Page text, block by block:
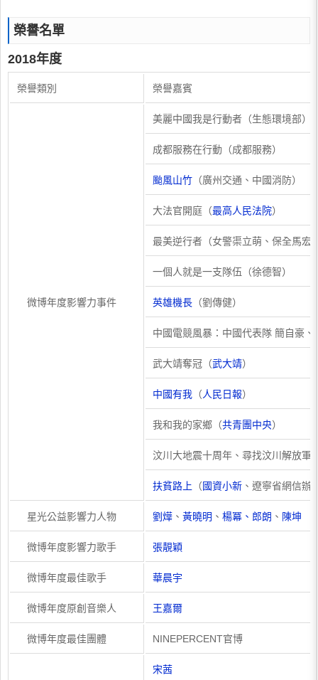
榮譽名單
2018年度
榮譽類別 榮譽嘉賓
微博年度影響力事件
美麗中國我是行動者（生態環境部）
成都服務在行動（成都服務）
颱風山竹 （廣州交通、中國消防）
大法官開庭（最高人民法院）
最美逆行者（女警渠立萌、保全馬宏
一個人就是一支隊伍（徐德智）
英雄機長 （劉傳健）
中國電競風暴：中國代表隊 簡自豪
武大靖奪冠（武大靖）
中國有我 （人民日報）
我和我的家鄉（共青團中央）
汶川大地震十周年、尋找汶川解放軍
扶貧路上 （國資小新 、遼寧省網信辦
星光公益影響力人物 劉燁 、 黃曉明 、 楊冪、 郎朗 、 陳坤
微博年度影響力歌手 張靚穎
微博年度最佳歌手 華晨宇
微博年度原創音樂人 王嘉爾
微博年度最佳團體 NINEPERCENT官博
宋茜